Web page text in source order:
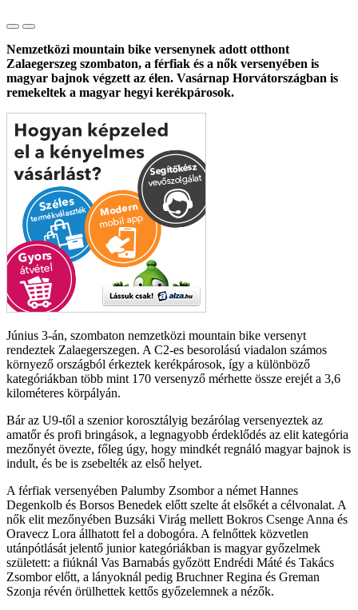
Nemzetközi mountain bike versenynek adott otthont
Zalaegerszeg szombaton, a férfiak és a nők versenyében is
magyar bajnok végzett az élen. Vasárnap Horvátországban is
remekeltek a magyar hegyi kerékpárosok.
Június 3-án, szombaton nemzetközi mountain bike versenyt
rendeztek Zalaegerszegen. A C2-es besorolású viadalon számos
környező országból érkeztek kerékpárosok, így a különböző
kategóriákban több mint 170 versenyző mérhette össze erejét a 3,6
kilométeres körpályán.
Bár az U9-től a szenior korosztályig bezárólag versenyeztek az
amatőr és profi bringások, a legnagyobb érdeklődés az elit kategória
mezőnyét övezte, főleg úgy, hogy mindkét regnáló magyar bajnok is
indult, és be is zsebelték az első helyet.
A férfiak versenyében Palumby Zsombor a német Hannes
Degenkolb és Borsos Benedek előtt szelte át elsőkét a célvonalat. A
nők elit mezőnyében Buzsáki Virág mellett Bokros Csenge Anna és
Oravecz Lora állhatott fel a dobogóra. A felnőttek közvetlen
utánpótlását jelentő junior kategóriákban is magyar győzelmek
született: a fiúknál Vas Barnabás győzött Endrédi Máté és Takács
Zsombor előtt, a lányoknál pedig Bruchner Regina és Greman
Szonja révén örülhettek kettős győzelemnek a nézők.